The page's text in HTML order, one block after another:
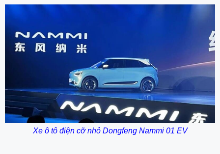
Xe ô tô điện cỡ nhỏ Dongfeng Nammi 01 EV